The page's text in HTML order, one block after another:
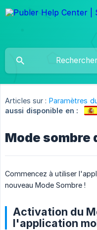
Articles sur : Paramètres
aussi disponible en :
Mode sombre
Commencez à utiliser
nouveau Mode Sombre !
Activation du
l'application